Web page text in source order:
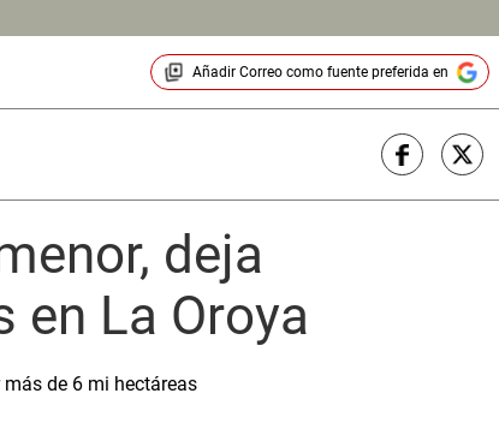
Añadir Correocomo fuente preferida en
deja
en La Oroya
de 6 mi hectáreas